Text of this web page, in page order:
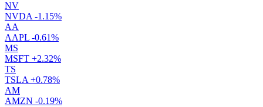
NV
NVDA -1.15%
AA
AAPL -0.61%
MS
MSFT +2.32%
TS
TSLA +0.78%
AM
AMZN -0.19%